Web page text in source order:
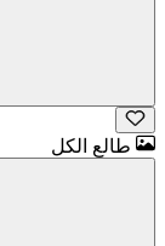
طالع الكل